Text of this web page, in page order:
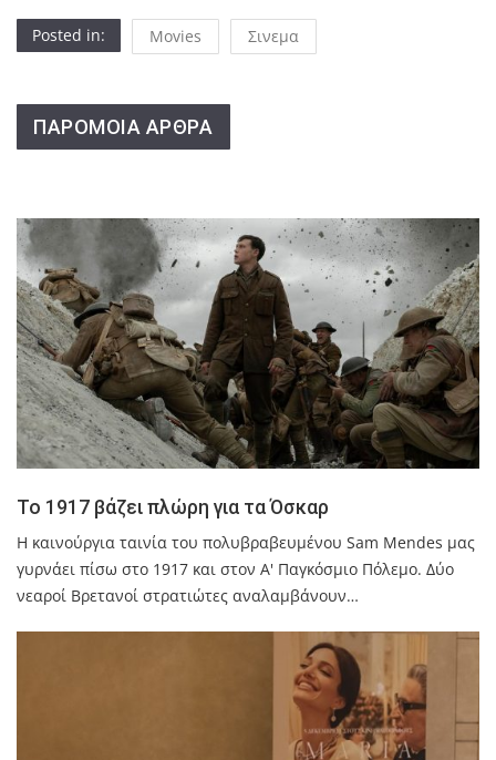
Posted in: Movies Σινεμα
ΠΑΡΟΜΟΙΑ ΑΡΘΡΑ
Το 1917 βάζει πλώρη για τα Όσκαρ
Η καινούργια ταινία του πολυβραβευμένου Sam Mendes μας
γυρνάει πίσω στο 1917 και στον Α' Παγκόσμιο Πόλεμο. Δύο
νεαροί Βρετανοί στρατιώτες αναλαμβάνουν…